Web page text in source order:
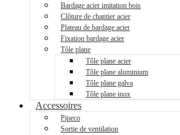
Bardage acier imitation bois
Clôture de chantier acier
Plateau de bardage acier
Fixation bardage acier
Tôle plane
Tôle plane acier
Tôle plane aluminium
Tôle plane galva
Tôle plane inox
Accessoires
Pipeco
Sortie de ventilation